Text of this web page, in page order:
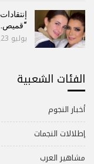
يوليو 23, 2020
الفئات الشعبية
أخبار النجوم
إطلالات النجمات
مشاهير العرب